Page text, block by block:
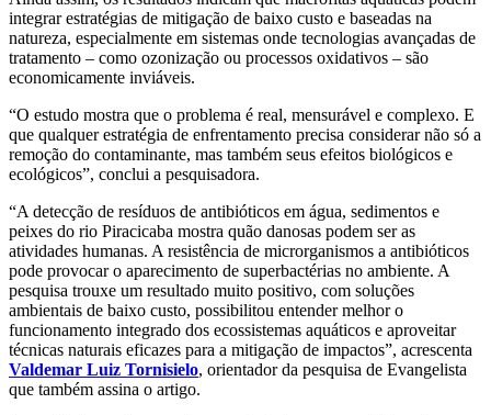
integrar estratégias de mitigação de baixo custo e baseadas na
natureza, especialmente em sistemas onde tecnologias avançadas de
tratamento – como ozonização ou processos oxidativos – são
economicamente inviáveis.
“O estudo mostra que o problema é real, mensurável e complexo. E
que qualquer estratégia de enfrentamento precisa considerar não só a
remoção do contaminante, mas também seus efeitos biológicos e
ecológicos”, conclui a pesquisadora.
“A detecção de resíduos de antibióticos em água, sedimentos e
peixes do rio Piracicaba mostra quão danosas podem ser as
atividades humanas. A resistência de microrganismos a antibióticos
pode provocar o aparecimento de superbactérias no ambiente. A
pesquisa trouxe um resultado muito positivo, com soluções
ambientais de baixo custo, possibilitou entender melhor o
funcionamento integrado dos ecossistemas aquáticos e aproveitar
técnicas naturais eficazes para a mitigação de impactos”, acrescenta
Valdemar Luiz Tornisielo, orientador da pesquisa de Evangelista
que também assina o artigo.